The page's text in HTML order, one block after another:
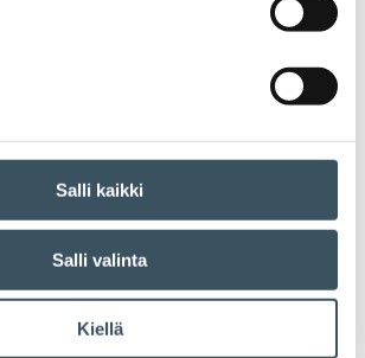
Salli kaikki
Salli valinta
Kiellä
koronavirus koulutus
kuluttajat kuluttajien luottamus
nuoret